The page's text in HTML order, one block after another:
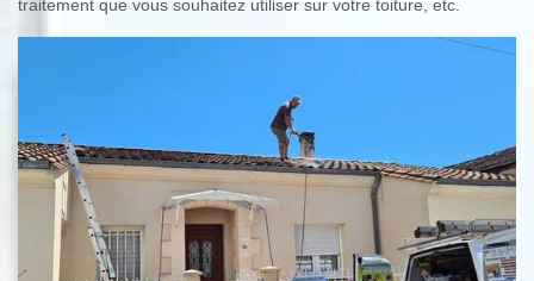
traitement que vous souhaitez utiliser sur votre toiture, etc.